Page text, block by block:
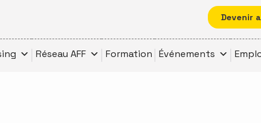
Devenir
Réseau AFF Formation Événements